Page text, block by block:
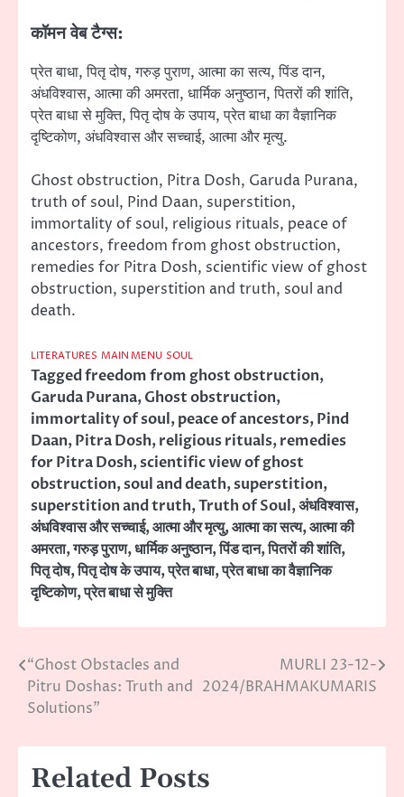
कॉमन वेब टैग्स:
प्रेत बाधा, पितृ दोष, गरुड़ पुराण, आत्मा का सत्य, पिंड दान,
अंधविश्वास, आत्मा की अमरता, धार्मिक अनुष्ठान, पितरों की शांति,
प्रेत बाधा से मुक्ति, पितृ दोष के उपाय, प्रेत बाधा का वैज्ञानिक
दृष्टिकोण, अंधविश्वास और सच्चाई, आत्मा और मृत्यु.
Ghost obstruction, Pitra Dosh, Garuda Purana,
truth of soul, Pind Daan, superstition,
immortality of soul, religious rituals, peace of
ancestors, freedom from ghost obstruction,
remedies for Pitra Dosh, scientific view of ghost
obstruction, superstition and truth, soul and
death.
LITERATURES MAIN MENU SOUL
Taggedfreedom from ghost obstruction,
Garuda Purana,Ghost obstruction,
immortality of soul,peace of ancestors,Pind
Daan,Pitra Dosh,religious rituals,remedies
for Pitra Dosh,scientific view of ghost
obstruction,soul and death,superstition,
superstition and truth,Truth of Soul,अंधविश्वास,
अंधविश्वास और सच्चाई,आत्मा और मृत्यु,आत्मा का सत्य,आत्मा की
अमरता,गरुड़ पुराण,धार्मिक अनुष्ठान,पिंड दान,पितरों की शांति,
पितृ दोष,पितृ दोष के उपाय,प्रेत बाधा,प्रेत बाधा का वैज्ञानिक
दृष्टिकोण,प्रेत बाधा से मुक्ति
Post
navigation
“Ghost Obstacles and
Pitru Doshas: Truth and
Solutions”
MURLI 23-12-
2024/BRAHMAKUMARIS
Related Posts